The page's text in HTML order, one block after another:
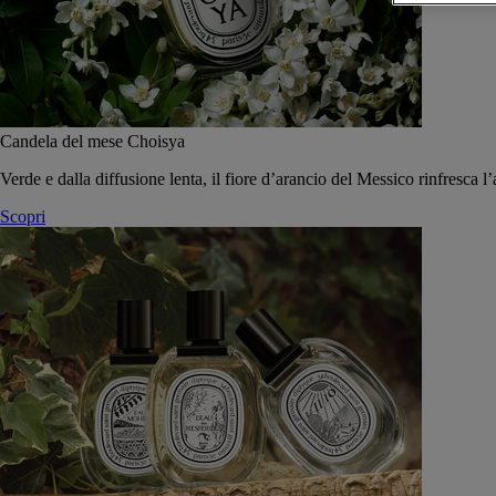
Candela del mese Choisya
Verde e dalla diffusione lenta, il fiore d’arancio del Messico rinfresca
Scopri